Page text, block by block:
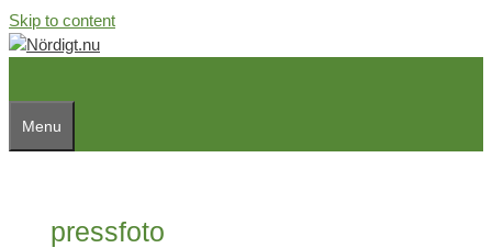
Skip to content
Menu
pressfoto